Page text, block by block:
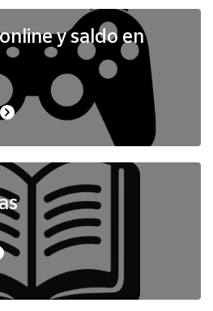
y saldo en